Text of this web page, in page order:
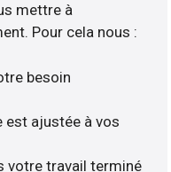
mettre à
Pour cela nous :
besoin
est ajustée à vos
votre travail terminé